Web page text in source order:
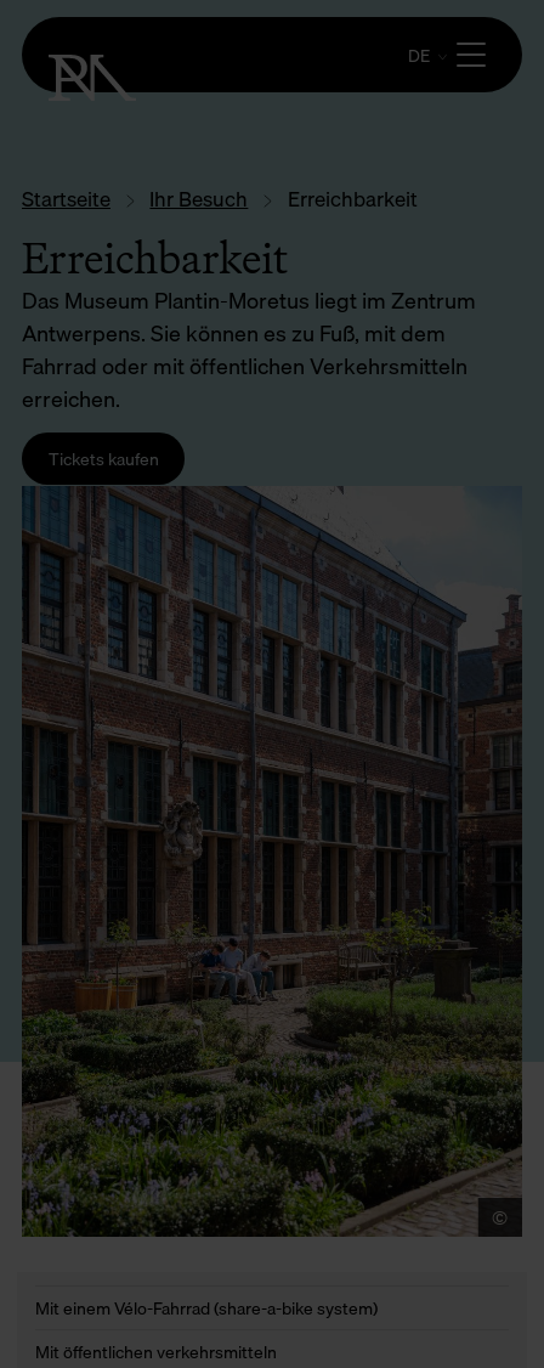
DE
Startseite Ihr Besuch Erreichbarkeit
Erreichbarkeit
Das Museum Plantin-Moretus liegt im Zentrum
Antwerpens. Sie können es zu Fuß, mit dem
Fahrrad oder mit öffentlichen Verkehrsmitteln
erreichen.
Tickets kaufen
©
Mit einem Vélo-Fahrrad (share-a-bike system)
Mit öffentlichen verkehrsmitteln